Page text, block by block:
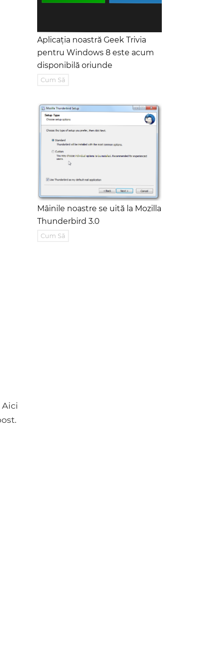
Aplicația noastră Geek Trivia
pentru Windows 8 este acum
disponibilă oriunde
Cum Să
Mâinile noastre se uită la Mozilla
Thunderbird 3.0
Cum Să